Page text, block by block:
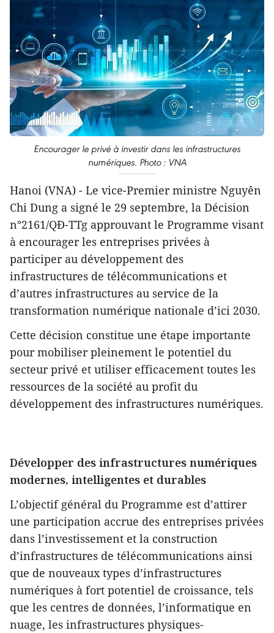
Encourager le privé à investir dans les infrastructures
numériques. Photo : VNA
Hanoi (VNA) - Le vice-Premier ministre Nguyên
Chi Dung a signé le 29 septembre, la Décision
n°2161/QĐ-TTg approuvant le Programme visant
à encourager les entreprises privées à
participer au développement des
infrastructures de télécommunications et
d’autres infrastructures au service de la
transformation numérique nationale d’ici 2030.
Cette décision constitue une étape importante
pour mobiliser pleinement le potentiel du
secteur privé et utiliser efficacement toutes les
ressources de la société au profit du
développement des infrastructures numériques.
Développer des infrastructures numériques
modernes, intelligentes et durables
L’objectif général du Programme est d’attirer
une participation accrue des entreprises privées
dans l’investissement et la construction
d’infrastructures de télécommunications ainsi
que de nouveaux types d’infrastructures
numériques à fort potentiel de croissance, tels
que les centres de données, l’informatique en
nuage, les infrastructures physiques-